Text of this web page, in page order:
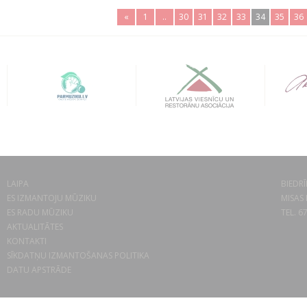
« 1 .. 30 31 32 33 34 35 36
LAIPA
ES IZMANTOJU MŪZIKU
ES RADU MŪZIKU
AKTUALITĀTES
KONTAKTI
SĪKDATŅU IZMANTOŠANAS POLITIKA
DATU APSTRĀDE
TEL.